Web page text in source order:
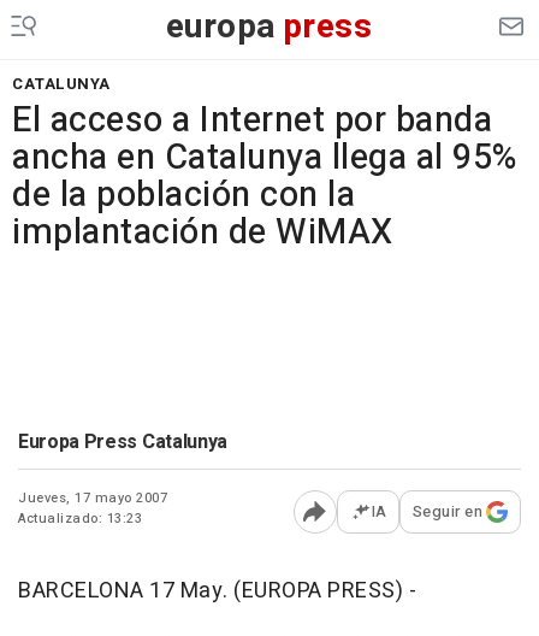
europa press
CATALUNYA
El acceso a Internet por banda
ancha en Catalunya llega al 95%
de la población con la
implantación de WiMAX
Europa Press Catalunya
Jueves, 17 mayo 2007
Actualizado: 13:23
Abrir opciones para
IA Seguir en
BARCELONA 17 May. (EUROPA PRESS) -